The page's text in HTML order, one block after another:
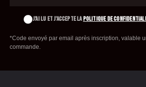
J'AI LU ET J'ACCEPTE LAPOLITIQUE DE
*Code envoyé par email après inscription, valable
commande.